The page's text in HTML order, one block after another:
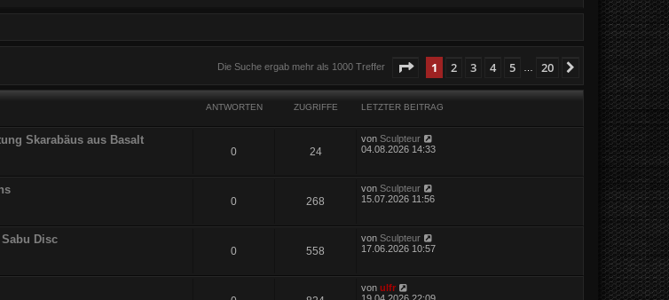
Die Suche ergab mehr als 1000 Treffer Seite von20
1 2 3 4 5 20 Nächste
ANTWORTEN ZUGRIFFE LETZTER BEITRAG
Skarabäus aus Basalt
0 24
von Sculpteur
04.08.2026 14:33
0 268
von Sculpteur
15.07.2026 11:56
Disc
0 558
von Sculpteur
17.06.2026 10:57
von ulfr